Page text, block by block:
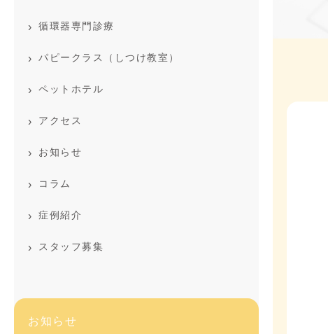
循環器専門診療
パピークラス（しつけ教室）
ペットホテル
アクセス
お知らせ
コラム
症例紹介
スタッフ募集
お知らせ